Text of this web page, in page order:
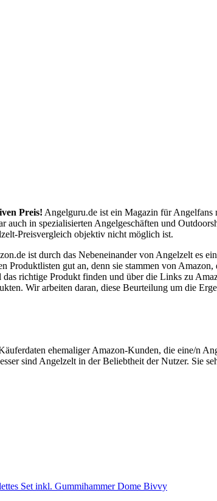
Preis! Angelguru.de ist ein Magazin für Angelfans
in spezialisierten Angelgeschäften und
Preisvergleich objektiv nicht möglich ist.
ist durch das Nebeneinander von Angelzelt es
Produktlisten gut an, denn sie stammen von
das richtige Produkt finden und über die Links zu
Wir arbeiten daran, diese Beurteilung um die
ehemaliger Amazon-Kunden, die eine/n
sind Angelzelt in der Beliebtheit der Nutzer. Sie
Set inkl. Gummihammer Dome Bivvy